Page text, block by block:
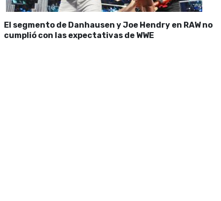
El segmento de Danhausen y Joe Hendry en RAW no
cumplió con las expectativas de WWE